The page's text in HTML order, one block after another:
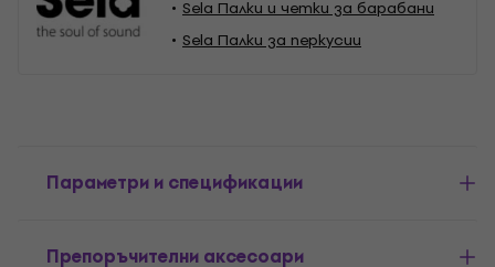
Sela Палки и четки за барабани
Sela Палки за перкусии
Параметри и спецификации
Препоръчителни аксесоари